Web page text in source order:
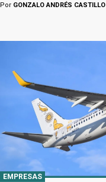
Por GONZALO ANDRÉS CASTILLO
EMPRESAS